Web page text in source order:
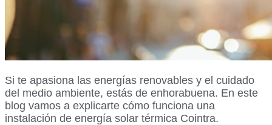
Si te apasiona las energías renovables y el cuidado
del medio ambiente, estás de enhorabuena. En este
blog vamos a explicarte cómo funciona una
instalación de energía solar térmica Cointra.